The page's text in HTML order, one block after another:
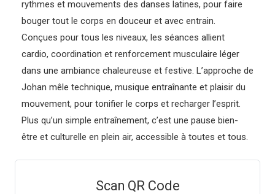
rythmes et mouvements des danses latines, pour faire
bouger tout le corps en douceur et avec entrain.
Conçues pour tous les niveaux, les séances allient
cardio, coordination et renforcement musculaire léger
dans une ambiance chaleureuse et festive. L’approche de
Johan mêle technique, musique entraînante et plaisir du
mouvement, pour tonifier le corps et recharger l’esprit.
Plus qu’un simple entraînement, c’est une pause bien-
être et culturelle en plein air, accessible à toutes et tous.
Scan QR Code